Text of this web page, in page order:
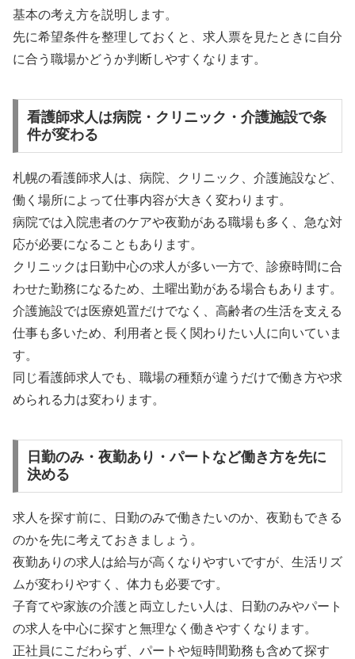
基本の考え方を説明します。
先に希望条件を整理しておくと、求人票を見たときに自分
に合う職場かどうか判断しやすくなります。
看護師求人は病院・クリニック・介護施設で条
件が変わる
札幌の看護師求人は、病院、クリニック、介護施設など、
働く場所によって仕事内容が大きく変わります。
病院では入院患者のケアや夜勤がある職場も多く、急な対
応が必要になることもあります。
クリニックは日勤中心の求人が多い一方で、診療時間に合
わせた勤務になるため、土曜出勤がある場合もあります。
介護施設では医療処置だけでなく、高齢者の生活を支える
仕事も多いため、利用者と長く関わりたい人に向いていま
す。
同じ看護師求人でも、職場の種類が違うだけで働き方や求
められる力は変わります。
日勤のみ・夜勤あり・パートなど働き方を先に
決める
求人を探す前に、日勤のみで働きたいのか、夜勤もできる
のかを先に考えておきましょう。
夜勤ありの求人は給与が高くなりやすいですが、生活リズ
ムが変わりやすく、体力も必要です。
子育てや家族の介護と両立したい人は、日勤のみやパート
の求人を中心に探すと無理なく働きやすくなります。
正社員にこだわらず、パートや短時間勤務も含めて探す